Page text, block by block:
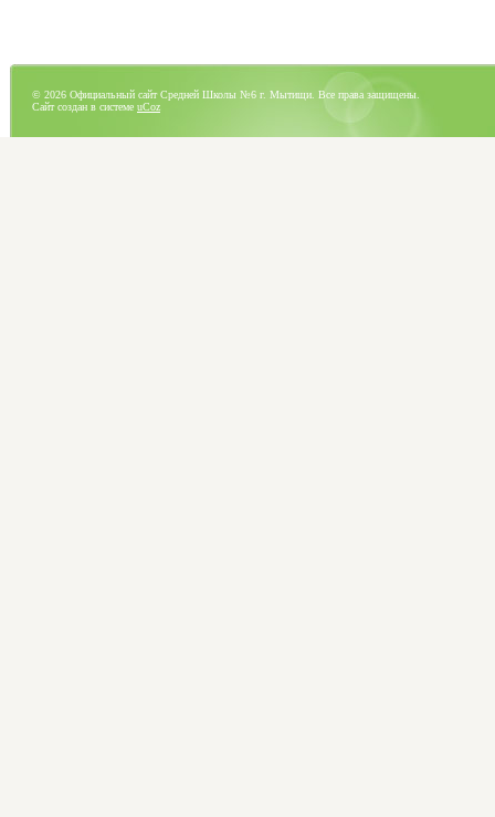
© 2026 Официальный сайт Средней Школы №6 г. Мытищи. Все права защищены.
Сайт создан в системе uCoz